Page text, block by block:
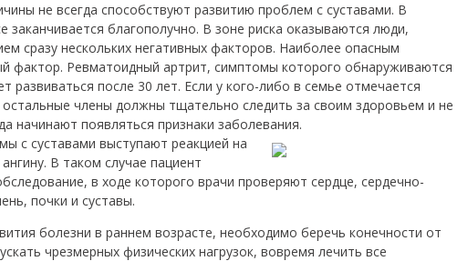
не всегда способствуют развитию проблем с суставами. В
заканчивается благополучно. В зоне риска оказываются люди,
сразу нескольких негативных факторов. Наиболее опасным
фактор. Ревматоидный артрит, симптомы которого обнаруживаются
развиваться после 30 лет. Если у кого-либо в семье отмечается
члены должны тщательно следить за своим здоровьем и не
начинают появляться признаки заболевания.
с суставами выступают реакцией на
В таком случае пациент
в ходе которого врачи проверяют сердце, сердечно-
почки и суставы.
болезни в раннем возрасте, необходимо беречь конечности от
чрезмерных физических нагрузок, вовремя лечить все